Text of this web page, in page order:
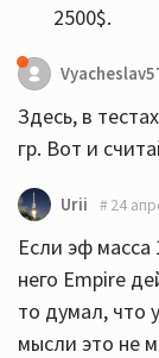
2500$.
Здесь, в
гр. Вот и
Urii 24
Если эф масса
него Empire
то думал, что
мысли это не